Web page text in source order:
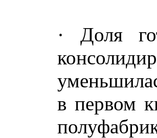
· Доля
в первом